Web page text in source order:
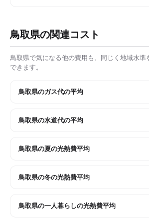
鳥取県の関連コスト
鳥取県で気になる他の費用も、同じく地域水
できます。
鳥取県のガス代の平均
鳥取県の水道代の平均
鳥取県の夏の光熱費平均
鳥取県の冬の光熱費平均
鳥取県の一人暮らしの光熱費平均